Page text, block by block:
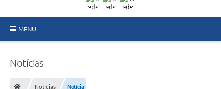
MENU
Notícias
Notícias Notícia